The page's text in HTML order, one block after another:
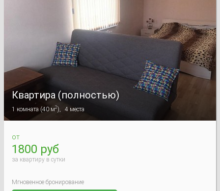
Квартира (полностью)
1 комната (40 м2 ), 4 места
от
1800 руб
за квартиру в сутки
Мгновенное бронирование